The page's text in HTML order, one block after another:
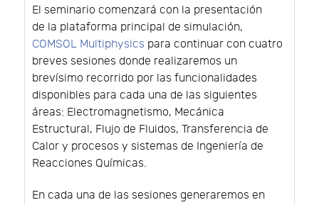
El seminario comenzará con la presentación
de la plataforma principal de simulación,
COMSOL Multiphysics para continuar con cuatro
breves sesiones donde realizaremos un
brevísimo recorrido por las funcionalidades
disponibles para cada una de las siguientes
áreas: Electromagnetismo, Mecánica
Estructural, Flujo de Fluidos, Transferencia de
Calor y procesos y sistemas de Ingeniería de
Reacciones Químicas.
En cada una de las sesiones generaremos en